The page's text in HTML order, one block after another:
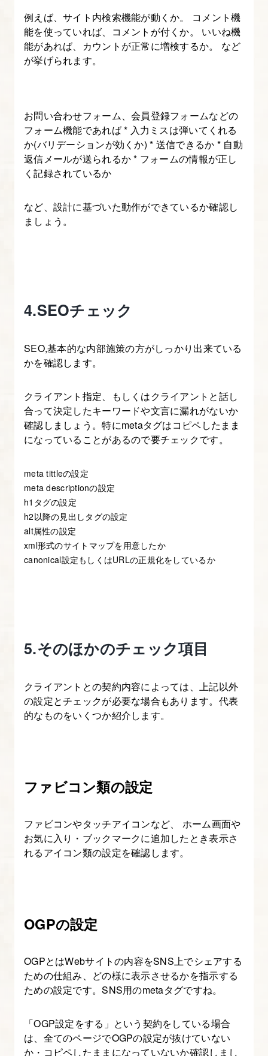
例えば、サイト内検索機能が動くか。 コメント機
能を使っていれば、コメントが付くか。 いいね機
能があれば、カウントが正常に増検するか。 など
が挙げられます。
お問い合わせフォーム、会員登録フォームなどの
フォーム機能であれば * 入力ミスは弾いてくれる
か(バリデーションが効くか) * 送信できるか * 自動
返信メールが送られるか * フォームの情報が正し
く記録されているか
など、設計に基づいた動作ができているか確認し
ましょう。
4.SEOチェック
SEO,基本的な内部施策の方がしっかり出来ている
かを確認します。
クライアント指定、もしくはクライアントと話し
合って決定したキーワードや文言に漏れがないか
確認しましょう。特にmetaタグはコピペしたまま
になっていることがあるので要チェックです。
meta tittleの設定
meta descriptionの設定
h1タグの設定
h2以降の見出しタグの設定
alt属性の設定
xml形式のサイトマップを用意したか
canonical設定もしくはURLの正規化をしているか
5.そのほかのチェック項目
クライアントとの契約内容によっては、上記以外
の設定とチェックが必要な場合もあります。代表
的なものをいくつか紹介します。
ファビコン類の設定
ファビコンやタッチアイコンなど、 ホーム画面や
お気に入り・ブックマークに追加したとき表示さ
れるアイコン類の設定を確認します。
OGPの設定
OGPとはWebサイトの内容をSNS上でシェアする
ための仕組み、どの様に表示させるかを指示する
ための設定です。SNS用のmetaタグですね。
「OGP設定をする」という契約をしている場合
は、全てのページでOGPの設定が抜けていない
か・コピペしたままになっていないか確認しまし